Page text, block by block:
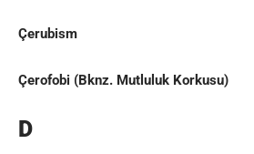
Çerubism
Çerofobi (Bknz. Mutluluk Korkusu)
D